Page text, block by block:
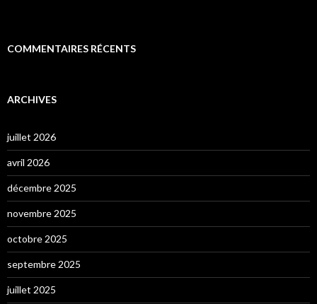
COMMENTAIRES RÉCENTS
ARCHIVES
juillet 2026
avril 2026
décembre 2025
novembre 2025
octobre 2025
septembre 2025
juillet 2025